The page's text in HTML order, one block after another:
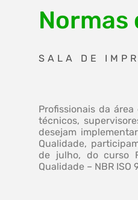
Normas
SALA DE
Profissionais da
técnicos,
desejam
Qualidade,
de julho, do curso
Qualidade – NBR ISO